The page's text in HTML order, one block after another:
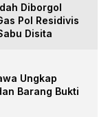
Diborgol
Pol Residivis
Disita
Ungkap
Barang Bukti